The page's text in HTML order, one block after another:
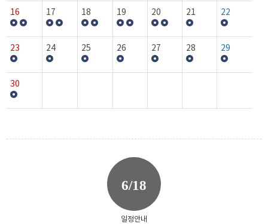
16 17 18 19 20 21 22
23 24 25 26 27 28 29
30
6/18
일정안내